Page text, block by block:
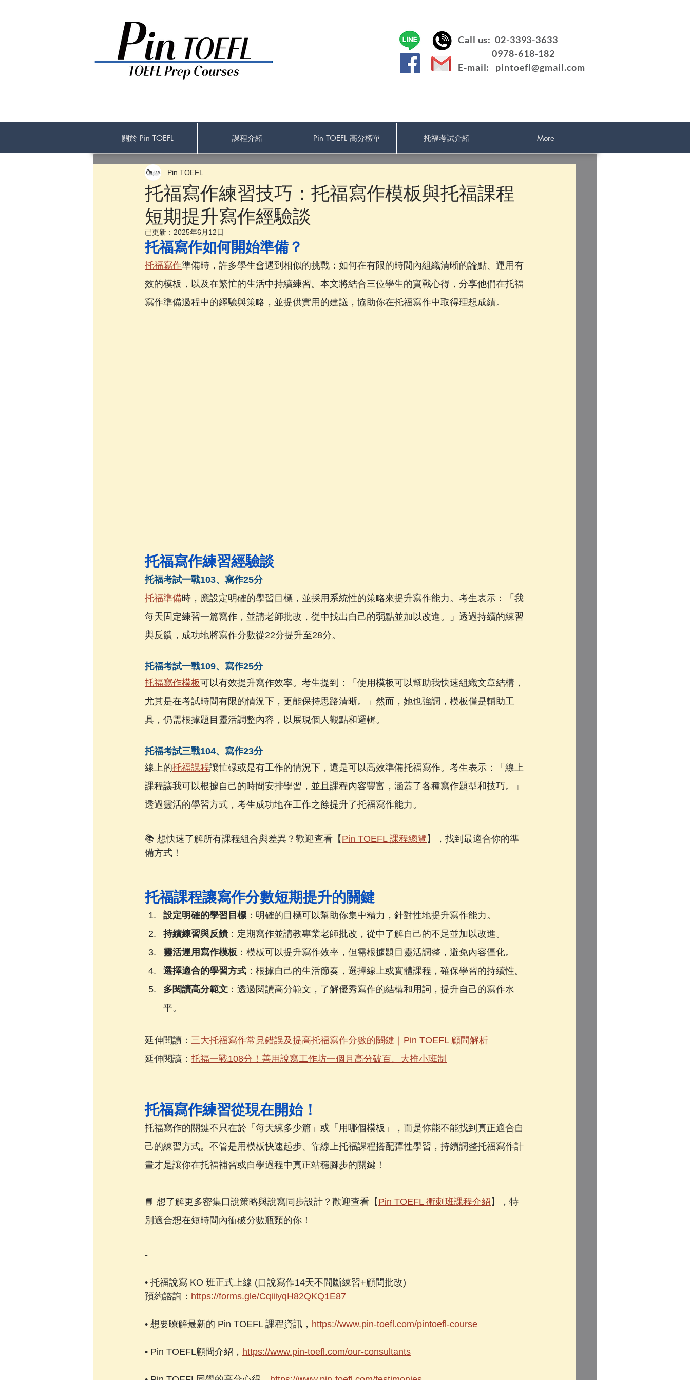
Call us: 02-3393-3633
0978-618-182
E-mail: pintoefl@gmail.com
關於 Pin TOEFL 課程介紹 Pin TOEFL 高分榜單 托福考試介紹 More
托福寫作練習技巧：托福寫作模板與托福課程
短期提升寫作經驗談
Pin TOEFL
已更新： 2025年6月12日
托福寫作如何開始準備？
托福寫作準備時，許多學生會遇到相似的挑戰：如何在有限的時間內組織清晰的論點、運用有
效的模板，以及在繁忙的生活中持續練習。本文將結合三位學生的實戰心得，分享他們在托福
寫作準備過程中的經驗與策略，並提供實用的建議，協助你在托福寫作中取得理想成績。
托福寫作練習經驗談
托福考試一戰103、寫作25分
托福準備時，應設定明確的學習目標，並採用系統性的策略來提升寫作能力。考生表示：「我
每天固定練習一篇寫作，並請老師批改，從中找出自己的弱點並加以改進。」透過持續的練習
與反饋，成功地將寫作分數從22分提升至28分。
托福考試一戰109、寫作25分
托福寫作模板可以有效提升寫作效率。考生提到：「使用模板可以幫助我快速組織文章結構，
尤其是在考試時間有限的情況下，更能保持思路清晰。」然而，她也強調，模板僅是輔助工
具，仍需根據題目靈活調整內容，以展現個人觀點和邏輯。
托福考試三戰104、寫作23分
線上的托福課程讓忙碌或是有工作的情況下，還是可以高效準備托福寫作。考生表示：「線上
課程讓我可以根據自己的時間安排學習，並且課程內容豐富，涵蓋了各種寫作題型和技巧。」
透過靈活的學習方式，考生成功地在工作之餘提升了托福寫作能力。
📚 想快速了解所有課程組合與差異？歡迎查看【 Pin TOEFL 課程總覽 】，找到最適合你的準
備方式！
托福課程讓寫作分數短期提升的關鍵
設定明確的學習目標 ：明確的目標可以幫助你集中精力，針對性地提升寫作能力。
持續練習與反饋：定期寫作並請教專業老師批改，從中了解自己的不足並加以改進。
靈活運用寫作模板 ：模板可以提升寫作效率，但需根據題目靈活調整，避免內容僵化。
選擇適合的學習方式 ：根據自己的生活節奏，選擇線上或實體課程，確保學習的持續性。
多閱讀高分範文 ：透過閱讀高分範文，了解優秀寫作的結構和用詞，提升自己的寫作水
平。
延伸閱讀： 三大托福寫作常見錯誤及提高托福寫作分數的關鍵｜Pin TOEFL 顧問解析
延伸閱讀： 托福一戰108分！善用說寫工作坊一個月高分破百、大推小班制
托福寫作練習從現在開始！
托福寫作的關鍵不只在於「每天練多少篇」或「用哪個模板」，而是你能不能找到真正適合自
己的練習方式。不管是用模板快速起步、靠線上托福課程搭配彈性學習，持續調整托福寫作計
畫才是讓你在托福補習或自學過程中真正站穩腳步的關鍵！
📘 想了解更多密集口說策略與說寫同步設計？歡迎查看【 Pin TOEFL 衝刺班課程介紹 】，特
別適合想在短時間內衝破分數瓶頸的你！
-
• 托福說寫 KO 班正式上線 (口說寫作14天不間斷練習+顧問批改)
預約諮詢： https://forms.gle/CqiiiyqH82QKQ1E87
• 想要暸解最新的 Pin TOEFL 課程資訊， https://www.pin-toefl.com/pintoefl-course
• Pin TOEFL顧問介紹， https://www.pin-toefl.com/our-consultants